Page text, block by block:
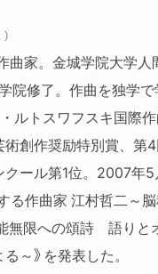
家。金城学院大学人
院修了。作曲を独学
ルトスワフスキ国際作
創作奨励特別賞、第
ール第1位。2007年
る作曲家 江村哲二～
無限への頌詩 語り
～》を発表した。